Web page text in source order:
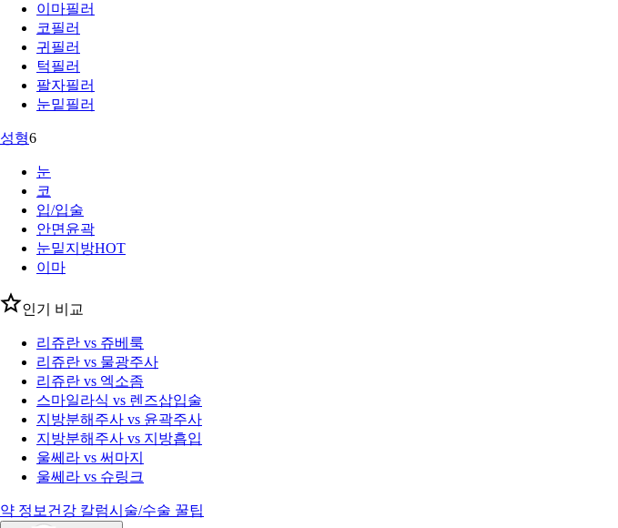
이마필러
코필러
귀필러
턱필러
팔자필러
눈밑필러
성형6
눈
코
입/입술
안면윤곽
눈밑지방HOT
이마
인기 비교
리쥬란 vs 쥬베룩
리쥬란 vs 물광주사
리쥬란 vs 엑소좀
스마일라식 vs 렌즈삽입술
지방분해주사 vs 윤곽주사
지방분해주사 vs 지방흡입
울쎄라 vs 써마지
울쎄라 vs 슈링크
약 정보 건강 칼럼시술/수술 꿀팁